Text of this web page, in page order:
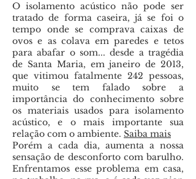
O isolamento acústico não pode ser
tratado de forma caseira, já se foi o
tempo onde se comprava caixas de
ovos e as colava em paredes e tetos
para abafar o som... desde a tragédia
de Santa Maria, em janeiro de 2013,
que vitimou fatalmente 242 pessoas,
muito se tem falado sobre a
importância do conhecimento sobre
os materiais usados para isolamento
acústico, e o mais importante sua
relação com o ambiente. Saiba mais
Porém a cada dia, aumenta a nossa
sensação de desconforto com barulho.
Enfrentamos esse problema em casa,